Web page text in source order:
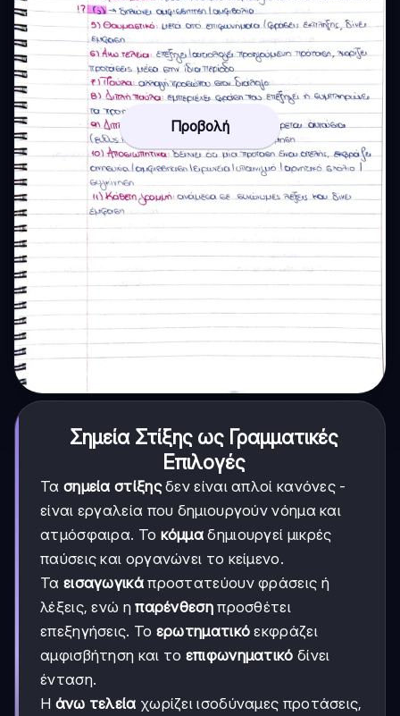
Προβολή
Σημεία Στίξης ως Γραμματικές
Επιλογές
Τα σημεία στίξηςδεν είναι απλοί κανόνες -
είναι εργαλεία που δημιουργούν νόημα και
ατμόσφαιρα. Το κόμμα δημιουργεί μικρές
παύσεις και οργανώνει το κείμενο.
Τα εισαγωγικάπροστατεύουν φράσεις ή
λέξεις, ενώ ηπαρένθεσηπροσθέτει
επεξηγήσεις. Το ερωτηματικό εκφράζει
αμφισβήτηση και το επιφωνηματικό δίνει
ένταση.
Η άνω τελεία χωρίζει ισοδύναμες προτάσεις,